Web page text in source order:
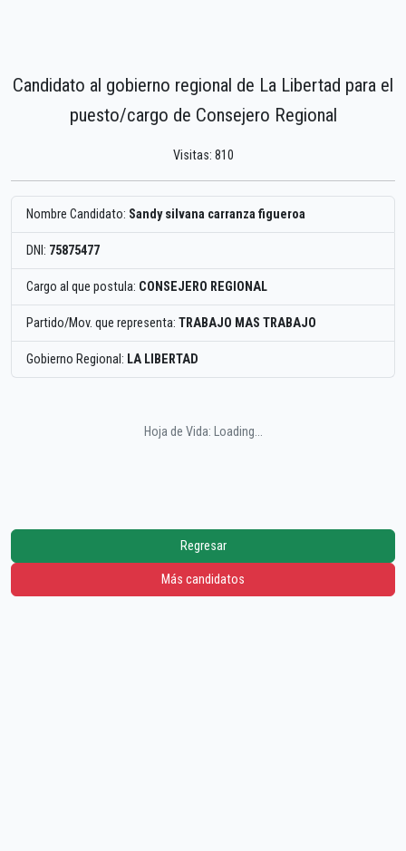
Candidato al gobierno regional de La Libertad para el
puesto/cargo de Consejero Regional
Visitas: 810
Nombre Candidato: Sandy silvana carranza figueroa
DNI: 75875477
Cargo al que postula: CONSEJERO REGIONAL
Partido/Mov. que representa: TRABAJO MAS TRABAJO
Gobierno Regional: LA LIBERTAD
Hoja de Vida: Loading...
Regresar
Más candidatos